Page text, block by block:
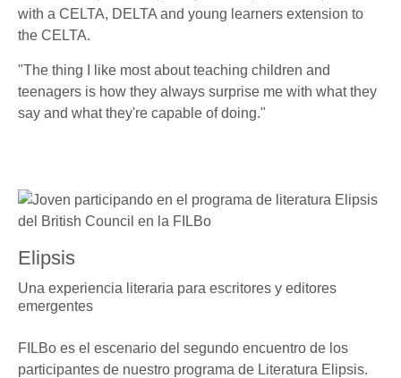
with a CELTA, DELTA and young learners extension to
the CELTA.
"The thing I like most about teaching children and
teenagers is how they always surprise me with what they
say and what they're capable of doing."
Elipsis
Una experiencia literaria para escritores y editores
emergentes
FILBo es el escenario del segundo encuentro de los
participantes de nuestro programa de Literatura Elipsis.